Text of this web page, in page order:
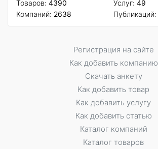
Товаров: 4390
Компаний: 2638
Услуг: 49
Публикаций:
Регистрация на сайте
Как добавить компанию
Скачать анкету
Как добавить товар
Как добавить услугу
Как добавить статью
Каталог компаний
Каталог товаров